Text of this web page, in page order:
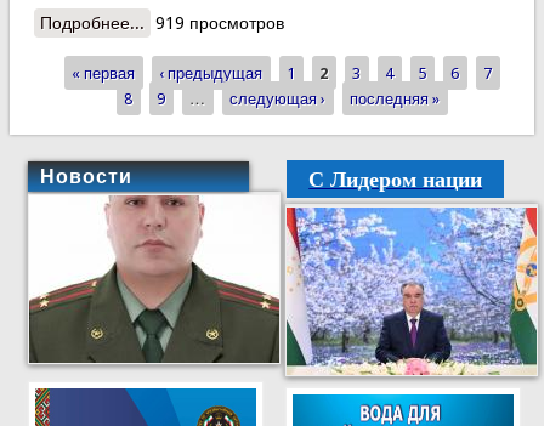
Подробнее... о КЧС: осторожно, прогнозируется ледниковые
919 просмотров
Страницы
« первая ‹ предыдущая 1 2 3 4 5 6
7
8
9 … следующая › последняя »
Новости С Лидером нации